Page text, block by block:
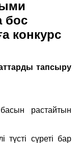
бос
конкурс
тапсыру
растайтын
түсті сүреті бар